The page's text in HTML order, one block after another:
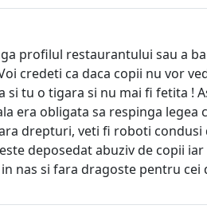
profilul restaurantului sau a
credeti ca daca copii nu vor
si tu o tigara si nu mai fi fetita
era obligata sa respinga
drepturi, veti fi roboti condusi
deposedat abuziv de copii
nas si fara dragoste pentru